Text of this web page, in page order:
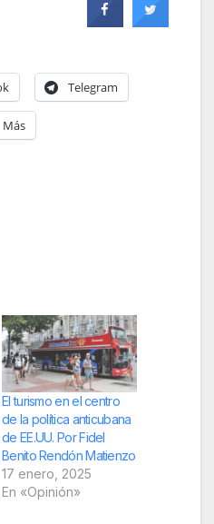
Telegram
Más
El turismo en el centro
de la política anticubana
de EE.UU. Por Fidel
Benito Rendón Matienzo
17 enero, 2025
En «Opinión»